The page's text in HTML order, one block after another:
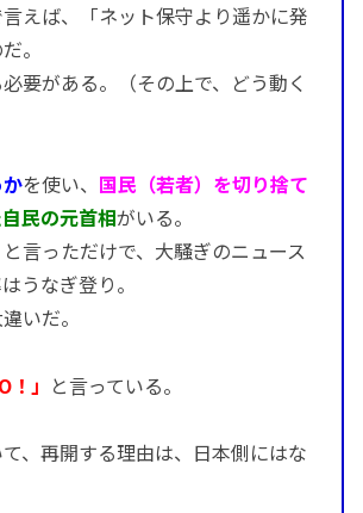
えば、「ネット保守より遥かに発
。
要がある。（その上で、どう動く
を使い、 国民（若者）を切り捨て
民の元首相がいる。
と言っただけで、大騒ぎのニュース
うなぎ登り。
いだ。
」 と言っている。
、再開する理由は、日本側にはな